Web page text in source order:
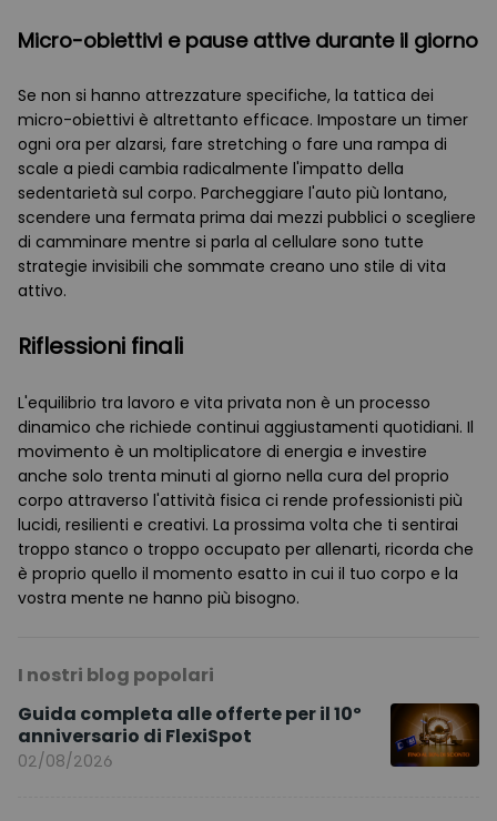
Micro-obiettivi e pause attive durante il giorno
Se non si hanno attrezzature specifiche, la tattica dei
micro-obiettivi è altrettanto efficace. Impostare un timer
ogni ora per alzarsi, fare stretching o fare una rampa di
scale a piedi cambia radicalmente l'impatto della
sedentarietà sul corpo. Parcheggiare l'auto più lontano,
scendere una fermata prima dai mezzi pubblici o scegliere
di camminare mentre si parla al cellulare sono tutte
strategie invisibili che sommate creano uno stile di vita
attivo.
Riflessioni finali
L'equilibrio tra lavoro e vita privata non è un processo
dinamico che richiede continui aggiustamenti quotidiani. Il
movimento è un moltiplicatore di energia e investire
anche solo trenta minuti al giorno nella cura del proprio
corpo attraverso l'attività fisica ci rende professionisti più
lucidi, resilienti e creativi. La prossima volta che ti sentirai
troppo stanco o troppo occupato per allenarti, ricorda che
è proprio quello il momento esatto in cui il tuo corpo e la
vostra mente ne hanno più bisogno.
I nostri blog popolari
Guida completa alle offerte per il 10º
anniversario di FlexiSpot
02/08/2026